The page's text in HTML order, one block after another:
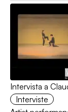
Intervista a
Interviste